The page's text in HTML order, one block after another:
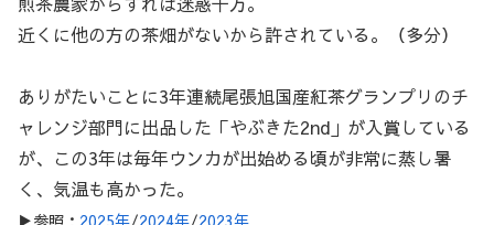
近くに他の方の茶畑がないから許されている。（多分）
ありがたいことに3年連続尾張旭国産紅茶グランプリのチ
ャレンジ部門に出品した「やぶきた2nd」が入賞している
が、この3年は毎年ウンカが出始める頃が非常に蒸し暑
く、気温も高かった。
▶参照： 2025年/2024年/2023年